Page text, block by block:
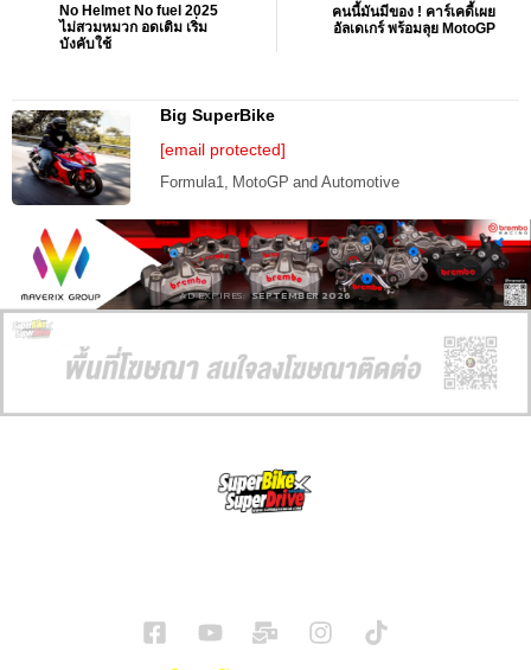
No Helmet No fuel 2025
ไม่สวมหมวก อดเติม เริ่ม
บังคับใช้
คนนี้มันมีของ ! คาร์เคดี้เผย
อัลเดเกร์ พร้อมลุย MotoGP
Big SuperBike
[email protected]
Formula1, MotoGP and Automotive
AD EXPIRES: SEPTEMBER 2026